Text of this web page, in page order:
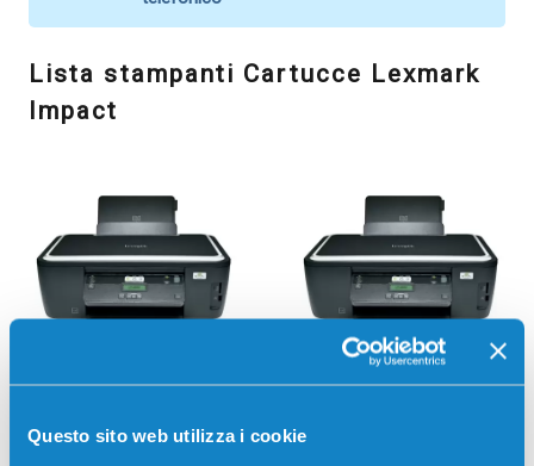
Questo sito web utilizza i cookie
Lista stampanti Cartucce Lexmark
Impact